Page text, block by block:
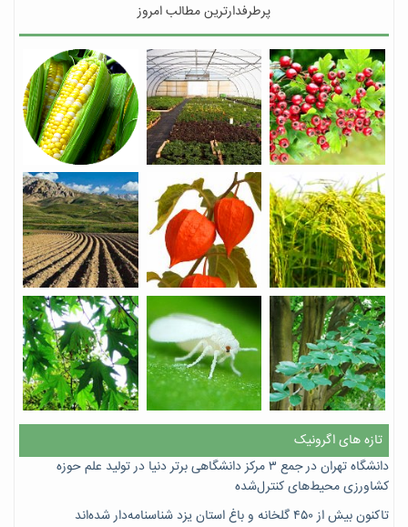
پرطرفدارترین مطالب امروز
تازه های اگرونیک
دانشگاه تهران در جمع ۳ مرکز دانشگاهی برتر دنیا در تولید علم حوزه
کشاورزی محیط‌های کنترل‌شده
تاکنون بیش از ۴۵۰ گلخانه و باغ استان یزد شناسنامه‌دار شده‌اند